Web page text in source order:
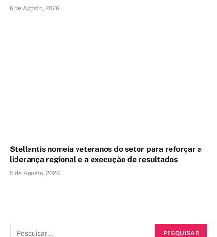
6 de Agosto, 2026
Stellantis nomeia veteranos do setor para reforçar a
liderança regional e a execução de resultados
5 de Agosto, 2026